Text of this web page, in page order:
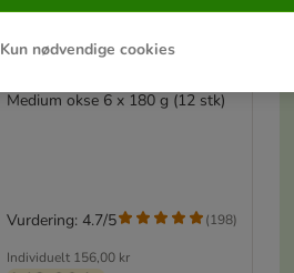
8 varianter
Pedigree kjempestore bein
Medium okse 6 x 180 g (12 stk)
Individuelt 156,00 kr
Vurdering: 4.7/5 (198)
Kun nødvendige cookies